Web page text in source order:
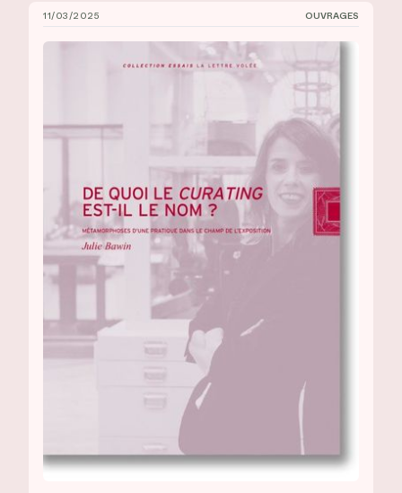
Nouvelle publication de Julie Bawin _De quoi le
11/03/2025 OUVRAGES